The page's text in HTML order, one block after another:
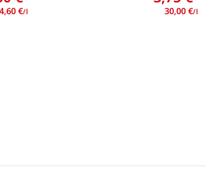
4,60 €/l 30,00 €/l